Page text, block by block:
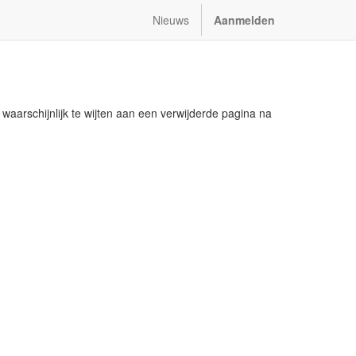
Nieuws Aanmelden
te wijten aan een verwijderde pagina na